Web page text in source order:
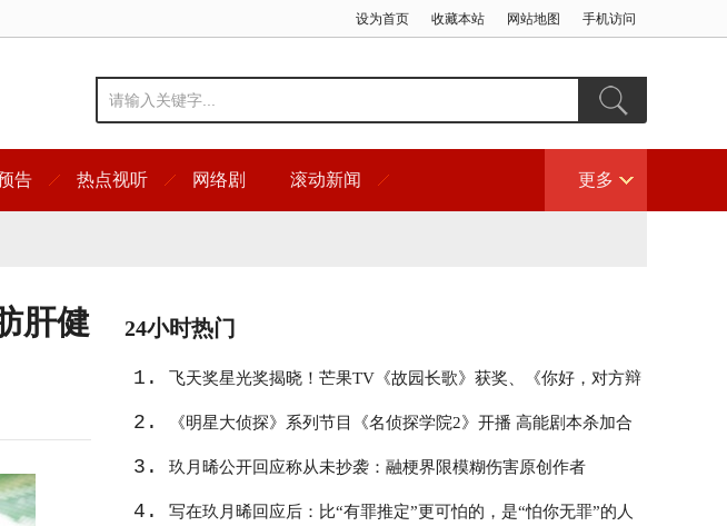
设为首页 收藏本站 网站地图 手机访问
告 热点视听 网络剧 滚动新闻 更多
肝健
24小时热门
1. 飞天奖星光奖揭晓！芒果TV《故园长歌》获奖、《你好，对方辩
友》入围
2. 《明星大侦探》系列节目《名侦探学院2》开播 高能剧本杀加合
宿真人秀引期待
3. 玖月晞公开回应称从未抄袭：融梗界限模糊伤害原创作者
4. 写在玖月晞回应后：比“有罪推定”更可怕的，是“怕你无罪”的人